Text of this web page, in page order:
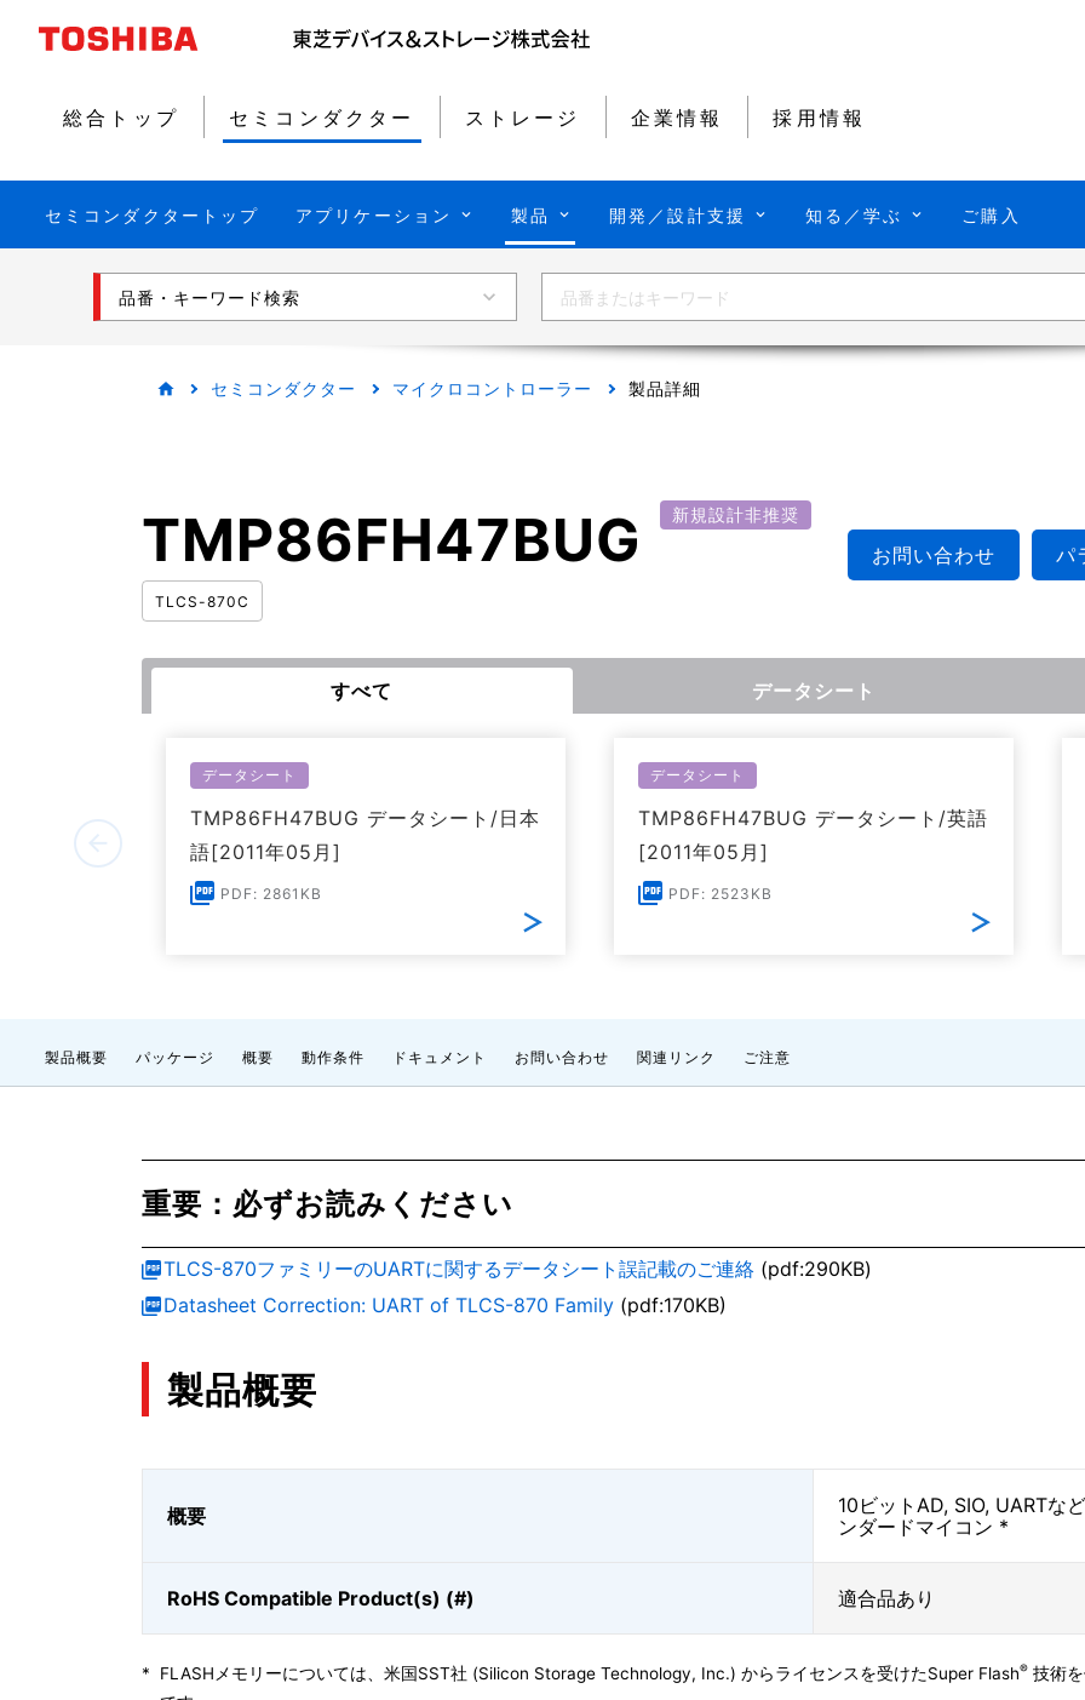
総合トップ セミコンダクター ストレージ 企業情報 採用情報
セミコンダクタートップ アプリケーション 製品 開発／設計支援 知る／学ぶ ご購入
品番・キーワード検索
セミコンダクター マイクロコントローラー 製品詳細
TMP86FH47BUG 新規設計非推奨
TLCS-870C
お問い合わせ パ
すべて データシート
データシート
TMP86FH47BUG データシート/日本
語[2011年05月]
PDF: 2861KB
データシート
TMP86FH47BUG データシート/英語
[2011年05月]
PDF: 2523KB
製品概要 パッケージ 概要 動作条件 ドキュメント お問い合わせ 関連リンク ご注意
重要：必ずお読みください
TLCS-870ファミリーのUARTに関するデータシート誤記載のご連絡 (pdf:290KB)
Datasheet Correction: UART of TLCS-870 Family (pdf:170KB)
製品概要
概要
10ビットAD, SIO, UARTな
ンダードマイコン *
RoHS Compatible Product(s) (#) 適合品あり
* FLASHメモリーについては、米国SST社 (Silicon Storage Technology, Inc.) からライセンスを受けたSuper Flash® 技術